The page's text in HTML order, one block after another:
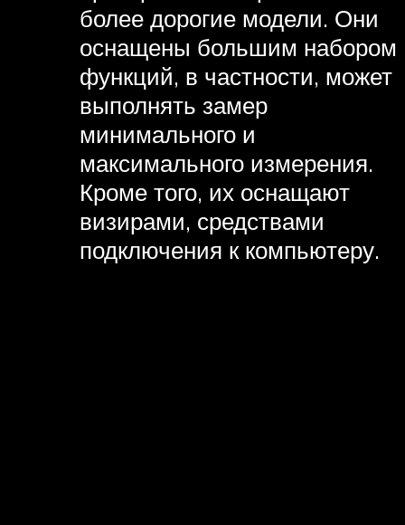
более дорогие модели. Они
оснащены большим набором
функций, в частности, может
выполнять замер
минимального и
максимального измерения.
Кроме того, их оснащают
визирами, средствами
подключения к компьютеру.